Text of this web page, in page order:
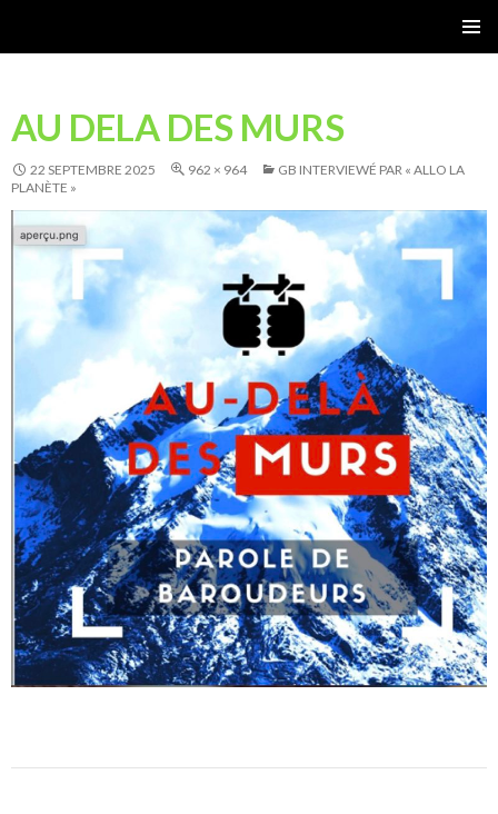
AU DELA DES MURS
22 SEPTEMBRE 2025 962 × 964
GB INTERVIEWÉ PAR « ALLO LA
PLANÈTE »